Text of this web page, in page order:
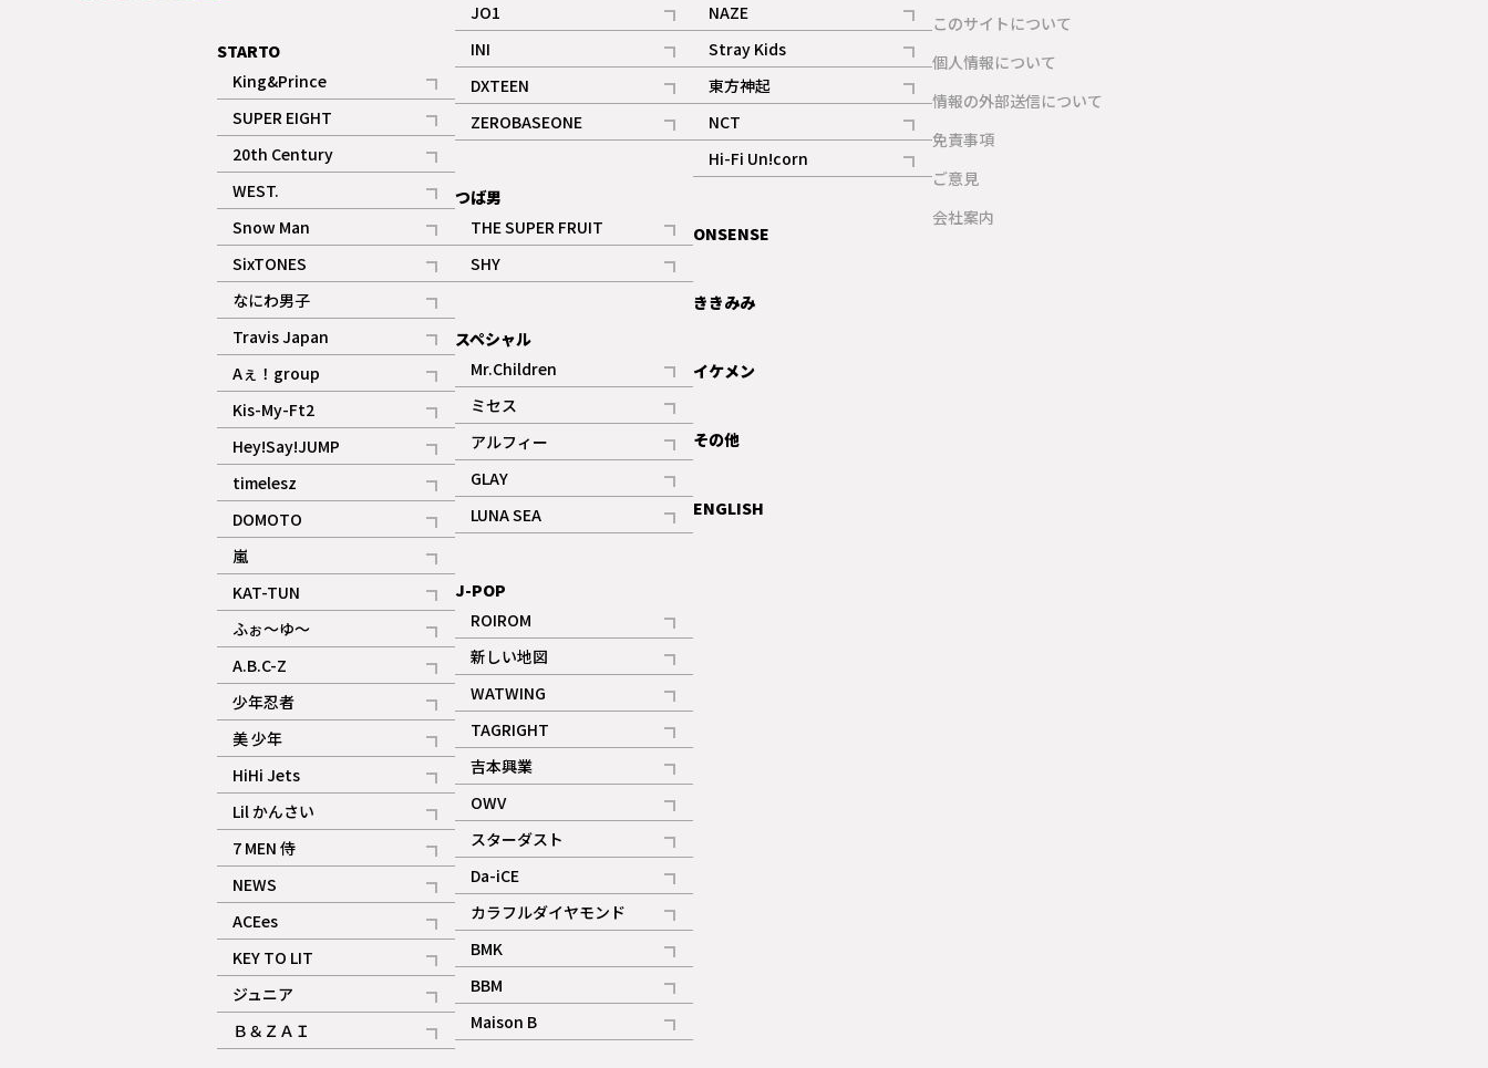
STARTO
King&Prince
記事
SUPER EIGHT
記事
20th Century
記事
WEST.
記事
Snow Man
記事
ギャラリー
SixTONES
記事
ギャラリー
なにわ男子
記事
Travis Japan
記事
Aぇ！group
記事
Kis-My-Ft2
記事
ギャラリー
Hey!Say!JUMP
記事
timelesz
記事
DOMOTO
記事
嵐
記事
KAT-TUN
記事
ふぉ～ゆ～
記事
A.B.C-Z
記事
ギャラリー
少年忍者
記事
美 少年
記事
HiHi Jets
記事
Lil かんさい
記事
7 MEN 侍
記事
NEWS
記事
ACEes
記事
KEY TO LIT
記事
ジュニア
記事
Ｂ＆ＺＡＩ
記事
JO1
記事
ギャラリー
INI
記事
ギャラリー
DXTEEN
記事
ギャラリー
ZEROBASEONE
記事
つば男
THE SUPER FRUIT
記事
ギャラリー
SHY
記事
スペシャル
Mr.Children
記事
ミセス
記事
アルフィー
記事
GLAY
記事
LUNA SEA
記事
J-POP
ROIROM
記事
新しい地図
記事
WATWING
記事
TAGRIGHT
記事
吉本興業
記事
OWV
記事
ギャラリー
スターダスト
記事
Da-iCE
記事
カラフルダイヤモンド
記事
BMK
記事
ギャラリー
BBM
記事
ギャラリー
Maison B
記事
NAZE
記事
Stray Kids
記事
東方神起
記事
NCT
記事
Hi-Fi Un!corn
記事
ONSENSE
ききみみ
イケメン
その他
ENGLISH
このサイトについて
個人情報について
情報の外部送信について
免責事項
ご意見
会社案内